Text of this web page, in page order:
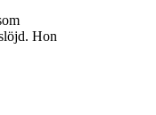
Hon